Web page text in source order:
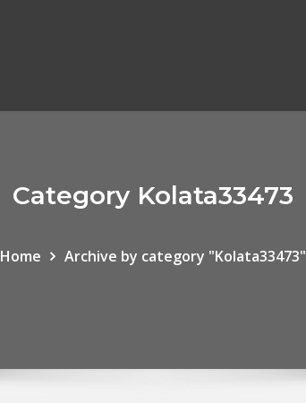
Category Kolata33473
Home Archive by category "Kolata33473"